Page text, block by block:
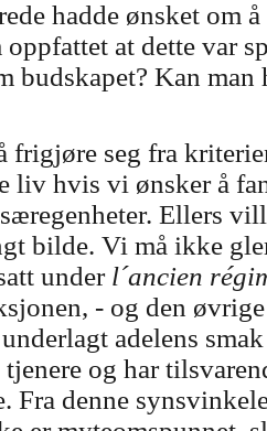
hadde ønsket om
at dette var
budskapet? Kan man
frigjøre seg fra
liv hvis vi ønsker å
Ellers
bilde. Vi må ikke
under l´ancien
- og den
adelens
og har
Fra denne